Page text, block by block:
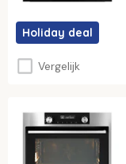
Holiday deal
Vergelijk